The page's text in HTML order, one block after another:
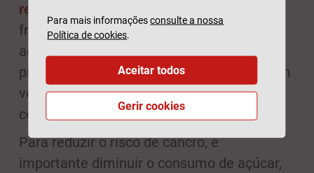
recomenda uma dieta
fruta, cereais integrais, peixe ou aves. De
acordo com a mesma organização, deve
preferir-se massa, arroz e pão integrais, em
vez das versões destes produtos feitas
com farinhas brancas (mais refinadas).
Para reduzir o risco de cancro, é
importante diminuir o consumo de açúcar,
Para mais informaçõesconsulte a nossa
Política de cookies.
Gerir cookies
Aceitar todos